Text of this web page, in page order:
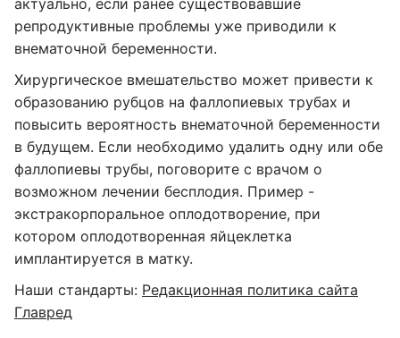
актуально, если ранее существовавшие
репродуктивные проблемы уже приводили к
внематочной беременности.
Хирургическое вмешательство может привести к
образованию рубцов на фаллопиевых трубах и
повысить вероятность внематочной беременности
в будущем. Если необходимо удалить одну или обе
фаллопиевы трубы, поговорите с врачом о
возможном лечении бесплодия. Пример -
экстракорпоральное оплодотворение, при
котором оплодотворенная яйцеклетка
имплантируется в матку.
Наши стандарты: Редакционная политика сайта
Главред